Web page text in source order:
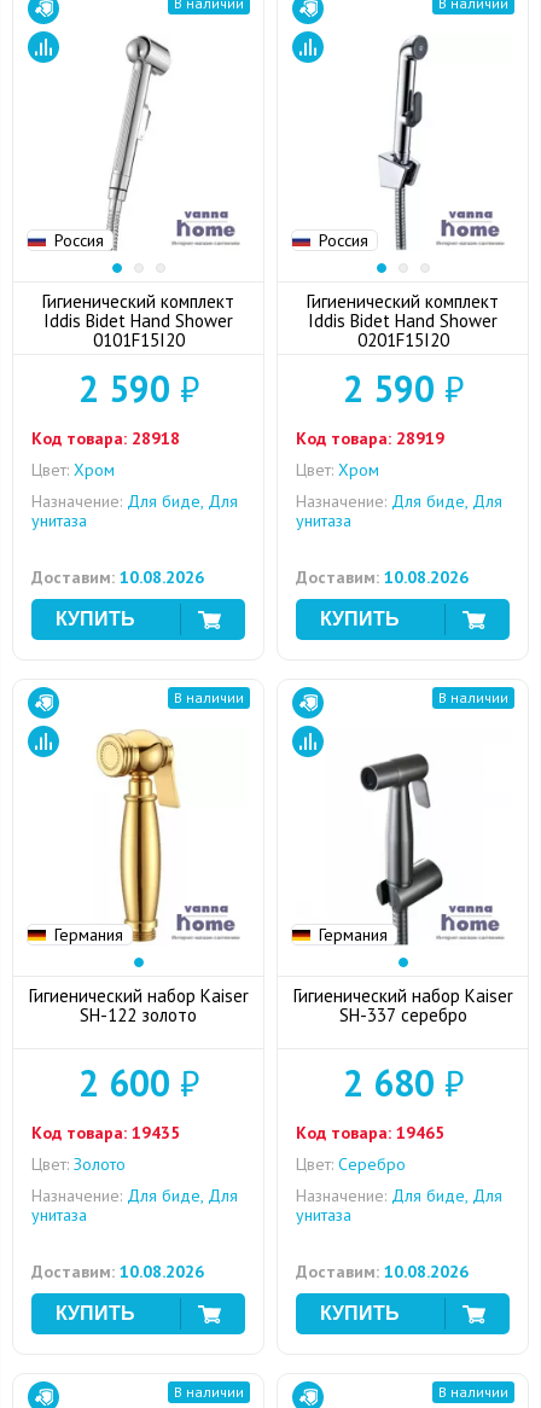
Россия
Гигиенический комплект
Iddis Bidet Hand Shower
0101F15I20
2 590 ₽
Код товара: 28918
Цвет: Хром
Назначение: Для биде, Для
унитаза
Доставим: 10.08.2026
Россия
Гигиенический комплект
Iddis Bidet Hand Shower
0201F15I20
2 590 ₽
Код товара: 28919
Цвет: Хром
Назначение: Для биде, Для
унитаза
Доставим: 10.08.2026
Германия
В наличии
Гигиенический набор Kaiser
SH-122 золото
2 600 ₽
Код товара: 19435
Цвет: Золото
Назначение: Для биде, Для
унитаза
Доставим: 10.08.2026
Германия
В наличии
Гигиенический набор Kaiser
SH-337 серебро
2 680 ₽
Код товара: 19465
Цвет: Серебро
Назначение: Для биде, Для
унитаза
Доставим: 10.08.2026
В наличии В наличии